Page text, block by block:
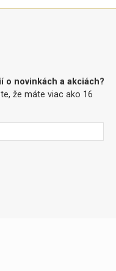
o novinkách a akciách?
že máte viac ako 16